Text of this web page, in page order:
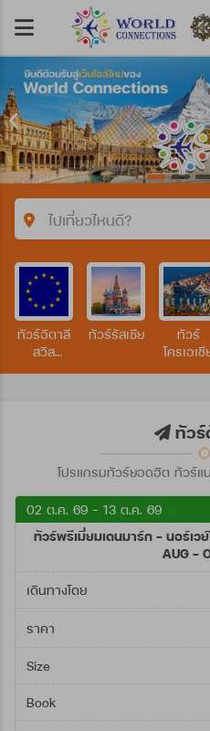
ไปเที่ยวไหนดี?
คำค้นหา/รหัสทัวร์
ประเทศ
ถึงวันที่
ทัวร์อิตาลี
สวิส
ทัวร์รัสเซีย
ทัวร์
โครเอเชี
ทัวร์
โปรแกรมทัวร์ยอดฮิต ทัวร์แ
02 ต.ค. 69 - 13 ต.ค. 69
ทัวร์พรีเมี่ยมเดนมาร์ก - นอร์เว
AUG -
เดินทางโดย
ราคา
Size
Book